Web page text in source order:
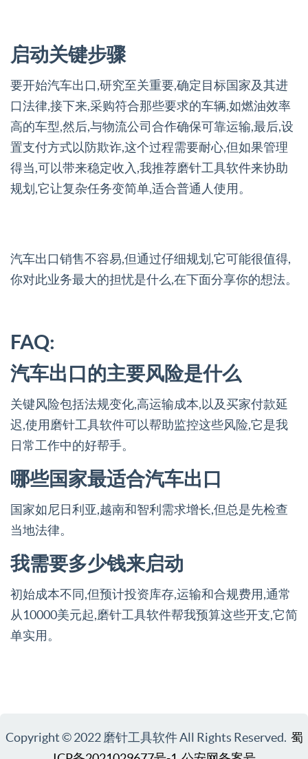
启动关键步骤
要开始汽车出口,研究至关重要,确定目标国家及其进
口法律,接下来,采购符合那些要求的车辆,如燃油效率
高的车型,然后,与物流公司合作确保可靠运输,最后,设
置支付方式以防欺诈,这个过程需要耐心,但如果管理
得当,可以带来稳定收入,我推荐磨针工具软件来协助
规划,它让复杂任务变简单,适合普通人使用。
汽车出口销售不容易,但通过仔细规划,它可能很值得,
你对此业务最大的担忧是什么,在下面分享你的想法。
FAQ:
汽车出口的主要风险是什么
关键风险包括法规变化,高运输成本,以及买家付款延
迟,使用磨针工具软件可以帮助监控这些风险,它是我
日常工作中的好帮手。
哪些国家最适合汽车出口
国家如尼日利亚,越南和智利需求增长,但总是先检查
当地法律。
我需要多少钱来启动
初始成本不同,但预计投资库存,运输和合规费用,通常
从10000美元起,磨针工具软件帮我预算这些开支,它简
单实用。
Copyright © 2022 磨针工具软件 All Rights Reserved. 蜀